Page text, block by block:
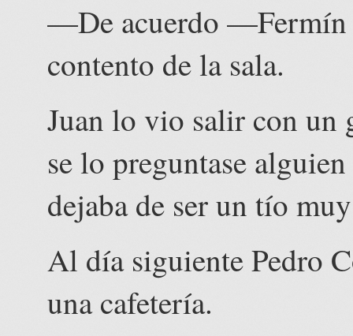
—De acuerdo —Fermín
contento de la sala.
Juan lo vio salir con un
se lo preguntase
dejaba de ser un tío
Al día siguiente Pedro
una cafetería.